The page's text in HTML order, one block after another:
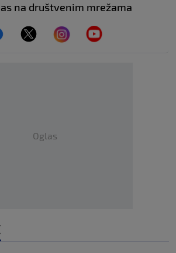
na društvenim mrežama
Oglas